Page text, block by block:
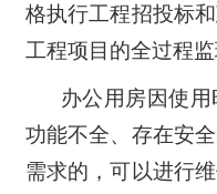
格执行工程招投标
工程项目的全过程监
办公用房因使用
功能不全、存在安
需求的，可以进行